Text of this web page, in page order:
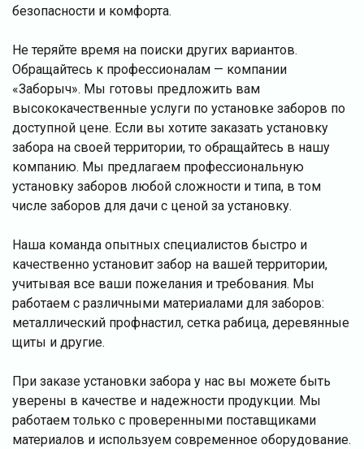
безопасности и комфорта.
Не теряйте время на поиски других вариантов.
Обращайтесь к профессионалам — компании
«Заборыч». Мы готовы предложить вам
высококачественные услуги по установке заборов по
доступной цене. Если вы хотите заказать установку
забора на своей территории, то обращайтесь в нашу
компанию. Мы предлагаем профессиональную
установку заборов любой сложности и типа, в том
числе заборов для дачи с ценой за установку.
Наша команда опытных специалистов быстро и
качественно установит забор на вашей территории,
учитывая все ваши пожелания и требования. Мы
работаем с различными материалами для заборов:
металлический профнастил, сетка рабица, деревянные
щиты и другие.
При заказе установки забора у нас вы можете быть
уверены в качестве и надежности продукции. Мы
работаем только с проверенными поставщиками
материалов и используем современное оборудование.